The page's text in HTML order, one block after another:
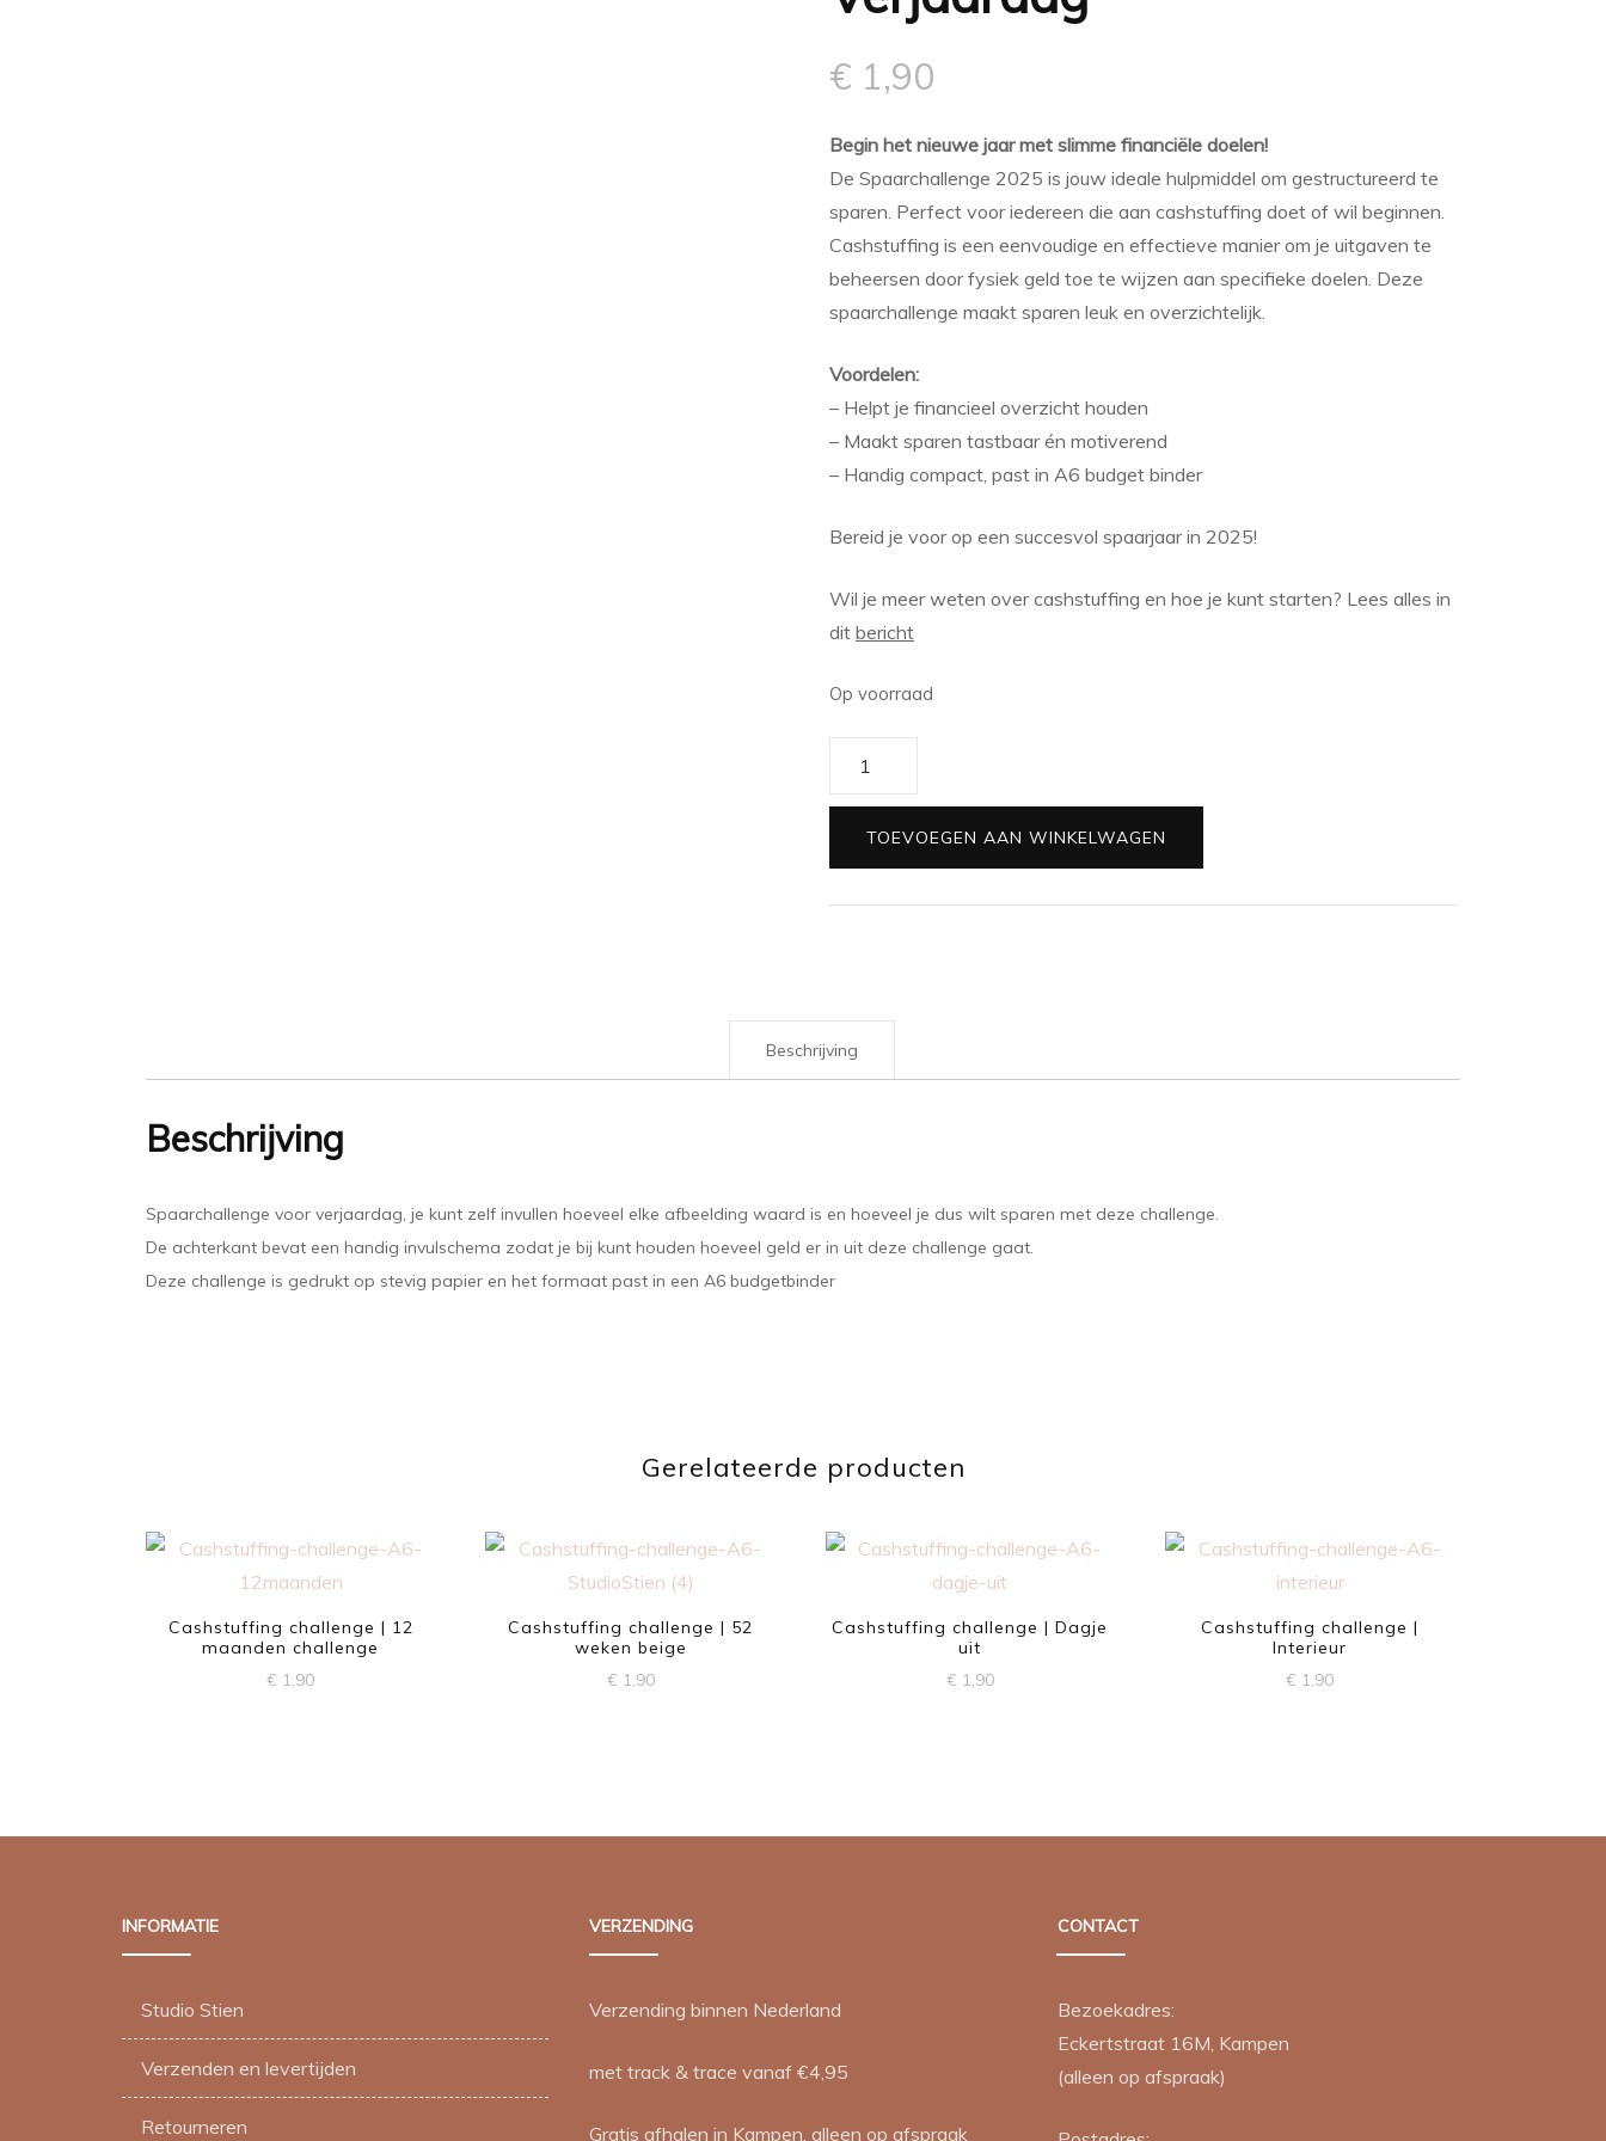
€ 1,90
Begin het nieuwe jaar met slimme financiële doelen!
De Spaarchallenge 2025 is jouw ideale hulpmiddel om gestructureerd te
sparen. Perfect voor iedereen die aan cashstuffing doet of wil beginnen.
Cashstuffing is een eenvoudige en effectieve manier om je uitgaven te
beheersen door fysiek geld toe te wijzen aan specifieke doelen. Deze
spaarchallenge maakt sparen leuk en overzichtelijk.
Voordelen:
– Helpt je financieel overzicht houden
– Maakt sparen tastbaar én motiverend
– Handig compact, past in A6 budget binder
Bereid je voor op een succesvol spaarjaar in 2025!
Wil je meer weten over cashstuffing en hoe je kunt starten? Lees alles in
dit bericht
Op voorraad
TOEVOEGEN AAN WINKELWAGEN
Beschrijving
Beschrijving
Spaarchallenge voor verjaardag, je kunt zelf invullen hoeveel elke afbeelding waard is en hoeveel je dus wilt sparen met deze challenge.
De achterkant bevat een handig invulschema zodat je bij kunt houden hoeveel geld er in uit deze challenge gaat.
Deze challenge is gedrukt op stevig papier en het formaat past in een A6 budgetbinder
Gerelateerde producten
Cashstuffing challenge | 12
maanden challenge
€ 1,90
Cashstuffing challenge | 52
weken beige
€ 1,90
Cashstuffing challenge | Dagje
uit
€ 1,90
Cashstuffing challenge |
Interieur
€ 1,90
INFORMATIE
Studio Stien
Verzenden en levertijden
Retourneren
VERZENDING
Verzending binnen Nederland
met track & trace vanaf €4,95
Gratis afhalen in Kampen, alleen op afspraak
CONTACT
Bezoekadres:
Eckertstraat 16M, Kampen
(alleen op afspraak)